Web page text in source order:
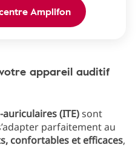
Amplifon
appareil auditif
(ITE)sont
parfaitement au
confortables et efficaces,